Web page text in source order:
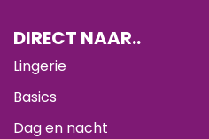
DIRECT NAAR..
Lingerie
Basics
Dag en nacht